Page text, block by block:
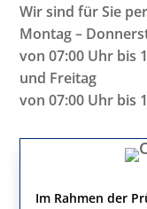
Wir sind für Sie
Montag –
von 07:00 Uhr bis
und Freitag
von 07:00 Uhr bis
Im Rahmen der